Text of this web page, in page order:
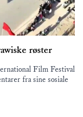
røster
Film Festival
fra sine sosiale